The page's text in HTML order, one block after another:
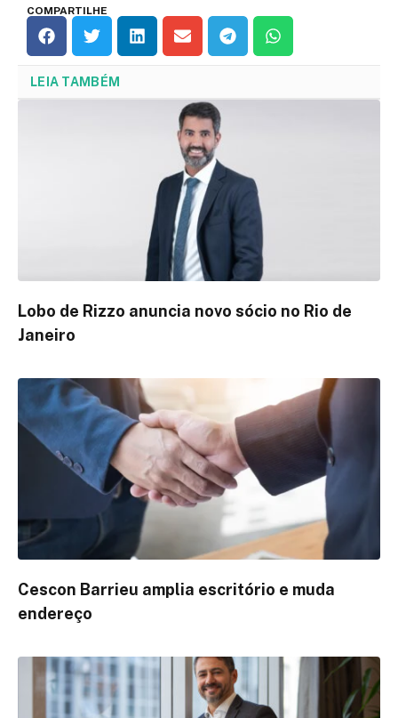
COMPARTILHE
LEIA TAMBÉM
Lobo de Rizzo anuncia novo sócio no Rio de
Janeiro
Cescon Barrieu amplia escritório e muda
endereço